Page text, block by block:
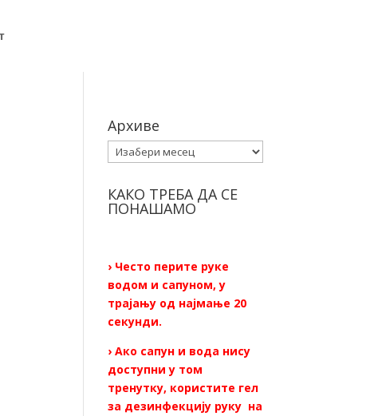
Архиве
Архиве
КАКО ТРЕБА ДА СЕ
ПОНАШАМО
› Често перите руке
водом и сапуном, у
трајању од најмање 20
секунди.
› Ако сапун и вода нису
доступни у том
тренутку, користите гел
за дезинфекцију руку на